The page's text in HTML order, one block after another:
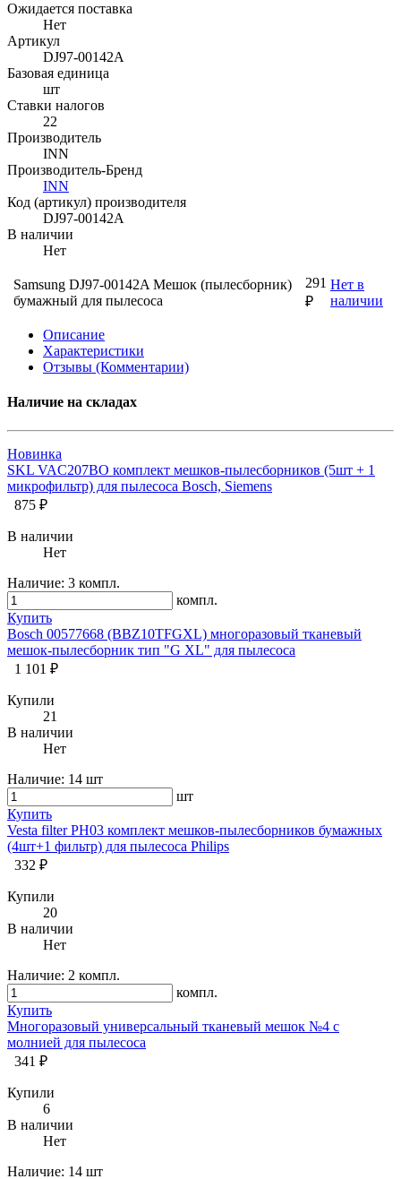
Ожидается поставка
Нет
Артикул
DJ97-00142A
Базовая единица
шт
Ставки налогов
22
Производитель
INN
Производитель-Бренд
INN
Код (артикул) производителя
DJ97-00142A
В наличии
Нет
Samsung DJ97-00142A Мешок (пылесборник)
бумажный для пылесоса
291
₽
Нет в
наличии
Описание
Характеристики
Отзывы (Комментарии)
Наличие на складах
Новинка
SKL VAC207BO комплект мешков-пылесборников (5шт + 1
микрофильтр) для пылесоса Bosch, Siemens
875 ₽
В наличии
Нет
Наличие: 3 компл.
компл.
Купить
Bosch 00577668 (BBZ10TFGXL) многоразовый тканевый
мешок-пылесборник тип "G XL" для пылесоса
1 101 ₽
Купили
21
В наличии
Нет
Наличие: 14 шт
шт
Купить
Vesta filter PH03 комплект мешков-пылесборников бумажных
(4шт+1 фильтр) для пылесоса Philips
332 ₽
Купили
20
В наличии
Нет
Наличие: 2 компл.
компл.
Купить
Многоразовый универсальный тканевый мешок №4 с
молнией для пылесоса
341 ₽
Купили
6
В наличии
Нет
Наличие: 14 шт